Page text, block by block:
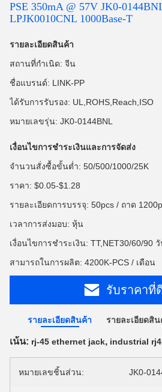
PSE 350mA @ 57V JK0-
LPJK0010CNL 1000Base-T
รายละเอียดสินค้า
สถานที่กำเนิด: จีน
ชื่อแบรนด์: LINK-PP
ได้รับการรับรอง: UL,ROHS,Reach,ISO
หมายเลขรุ่น: JK0-0144BNL
เงื่อนไขการชำระเงินและการจัดส่ง
จำนวนสั่งซื้อขั้นต่ำ: 50/500/1000/25K
ราคา: $0.05-$1.28
รายละเอียดการบรรจุ: 50pcs / ถาด
เวลาการส่งมอบ: หุ้น
เงื่อนไขการชำระเงิน: TT,NET30/60/90
สามารถในการผลิต: 4200K-PCS / เดือน
รับราคาที่
รายละเอียดสินค้า รายละเอียดสิน
เน้น: rj-45 ethernet jack, industrial
หมายเลขชิ้นส่วน: JK0-